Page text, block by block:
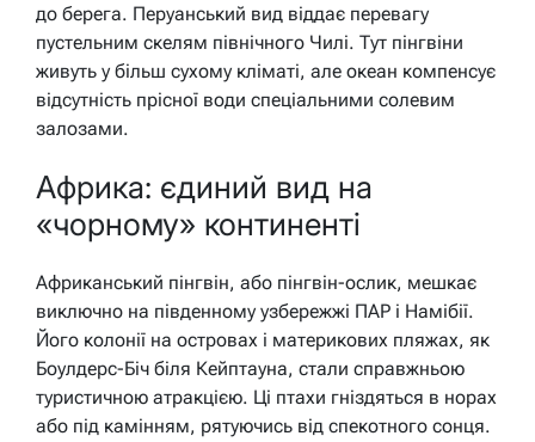
до берега. Перуанський вид віддає перевагу
пустельним скелям північного Чилі. Тут пінгвіни
живуть у більш сухому кліматі, але океан компенсує
відсутність прісної води спеціальними солевим
залозами.
Африка: єдиний вид на
«чорному» континенті
Африканський пінгвін, або пінгвін-ослик, мешкає
виключно на південному узбережжі ПАР і Намібії.
Його колонії на островах і материкових пляжах, як
Боулдерс-Біч біля Кейптауна, стали справжньою
туристичною атракцією. Ці птахи гніздяться в норах
або під камінням, рятуючись від спекотного сонця.